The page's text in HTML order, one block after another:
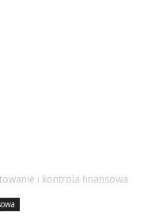
i kontrola finansowa